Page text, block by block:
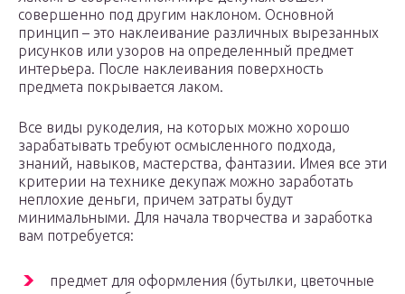
совершенно под другим наклоном. Основной
принцип – это наклеивание различных вырезанных
рисунков или узоров на определенный предмет
интерьера. После наклеивания поверхность
предмета покрывается лаком.
Все виды рукоделия, на которых можно хорошо
зарабатывать требуют осмысленного подхода,
знаний, навыков, мастерства, фантазии. Имея все эти
критерии на технике декупаж можно заработать
неплохие деньги, причем затраты будут
минимальными. Для начала творчества и заработка
вам потребуется:
предмет для оформления (бутылки, цветочные